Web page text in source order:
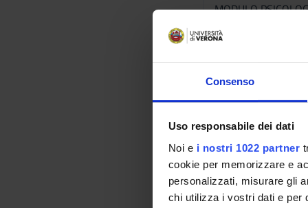
Consenso
Uso responsabile dei dati
Noi e i nostri 1022 partner
cookie per memorizzare e
personalizzati, misurare gli
chi utilizza i vostri dati e per
MODULO
Obiettivi
di apprendimento.
Il corso permetterà
come disciplina
comunicazione
gli elementi di
contemporanea.
MODULO METODI
Obiettivi formativi:
essere in grado di